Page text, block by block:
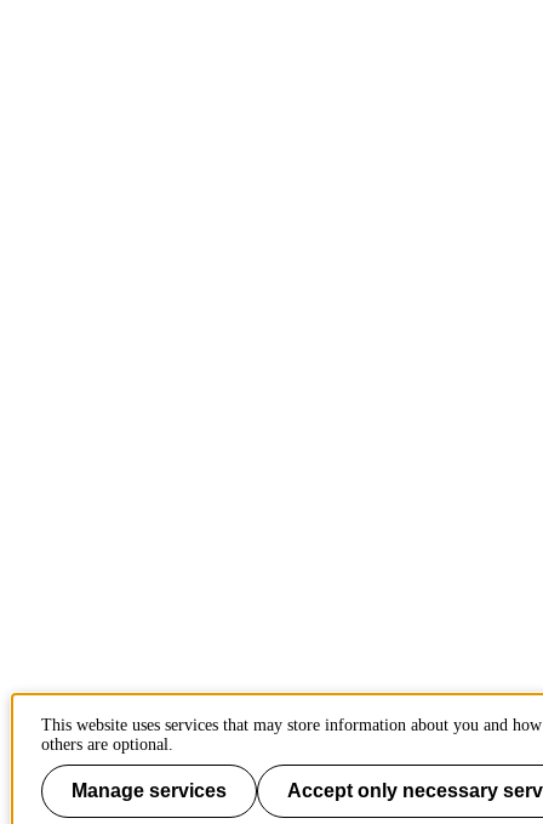
This website uses services that may store information about you and
others are optional.
Manage services Accept only necessary